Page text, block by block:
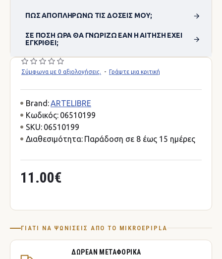
ΠΏΣ ΑΠΟΠΛΗΡΏΝΩ ΤΙΣ ΔΌΣΕΙΣ ΜΟΥ;
ΣΕ ΠΌΣΗ ΏΡΑ ΘΑ ΓΝΩΡΊΖΩ ΕΆΝ Η ΑΊΤΗΣΗ ΈΧΕΙ
ΕΓΚΡΙΘΕΊ;
Σύμφωνα με 0 αξιολογήσεις. - Γράψτε μια κριτική
11.00€
Brand:ARTELIBRE
Κωδικός: 06510199
SKU: 06510199
Διαθεσιμότητα: Παράδοση σε 8 έως 15 ημέρες
ΓΙΑΤΊ ΝΑ ΨΩΝΊΣΕΙΣ ΑΠΌ ΤΟ MIKROEPIPLA
ΔΩΡΕΆΝ ΜΕΤΑΦΟΡΙΚΆ